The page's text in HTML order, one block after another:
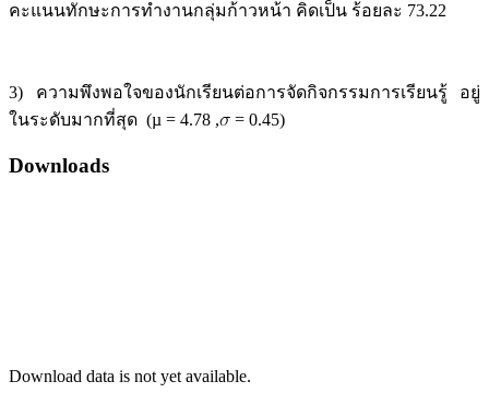
คะแนนทักษะการทำงานกลุ่มก้าวหน้า คิดเป็น ร้อยละ 73.22
3) ความพึงพอใจของนักเรียนต่อการจัดกิจกรรมการเรียนรู้ อยู่
ในระดับมากที่สุด (µ = 4.78 ,
= 0.45)
Downloads
Download data is not yet available.